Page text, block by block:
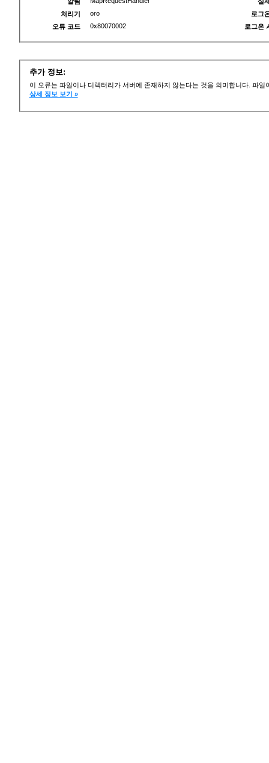
처리기
oro
오류 코드
0x80070002
로그
로그온
추가 정보:
이 오류는 파일이나 디렉터리가 서버에 존재하지 않는다는 것을 의미합니다. 파
상세 정보 보기 »